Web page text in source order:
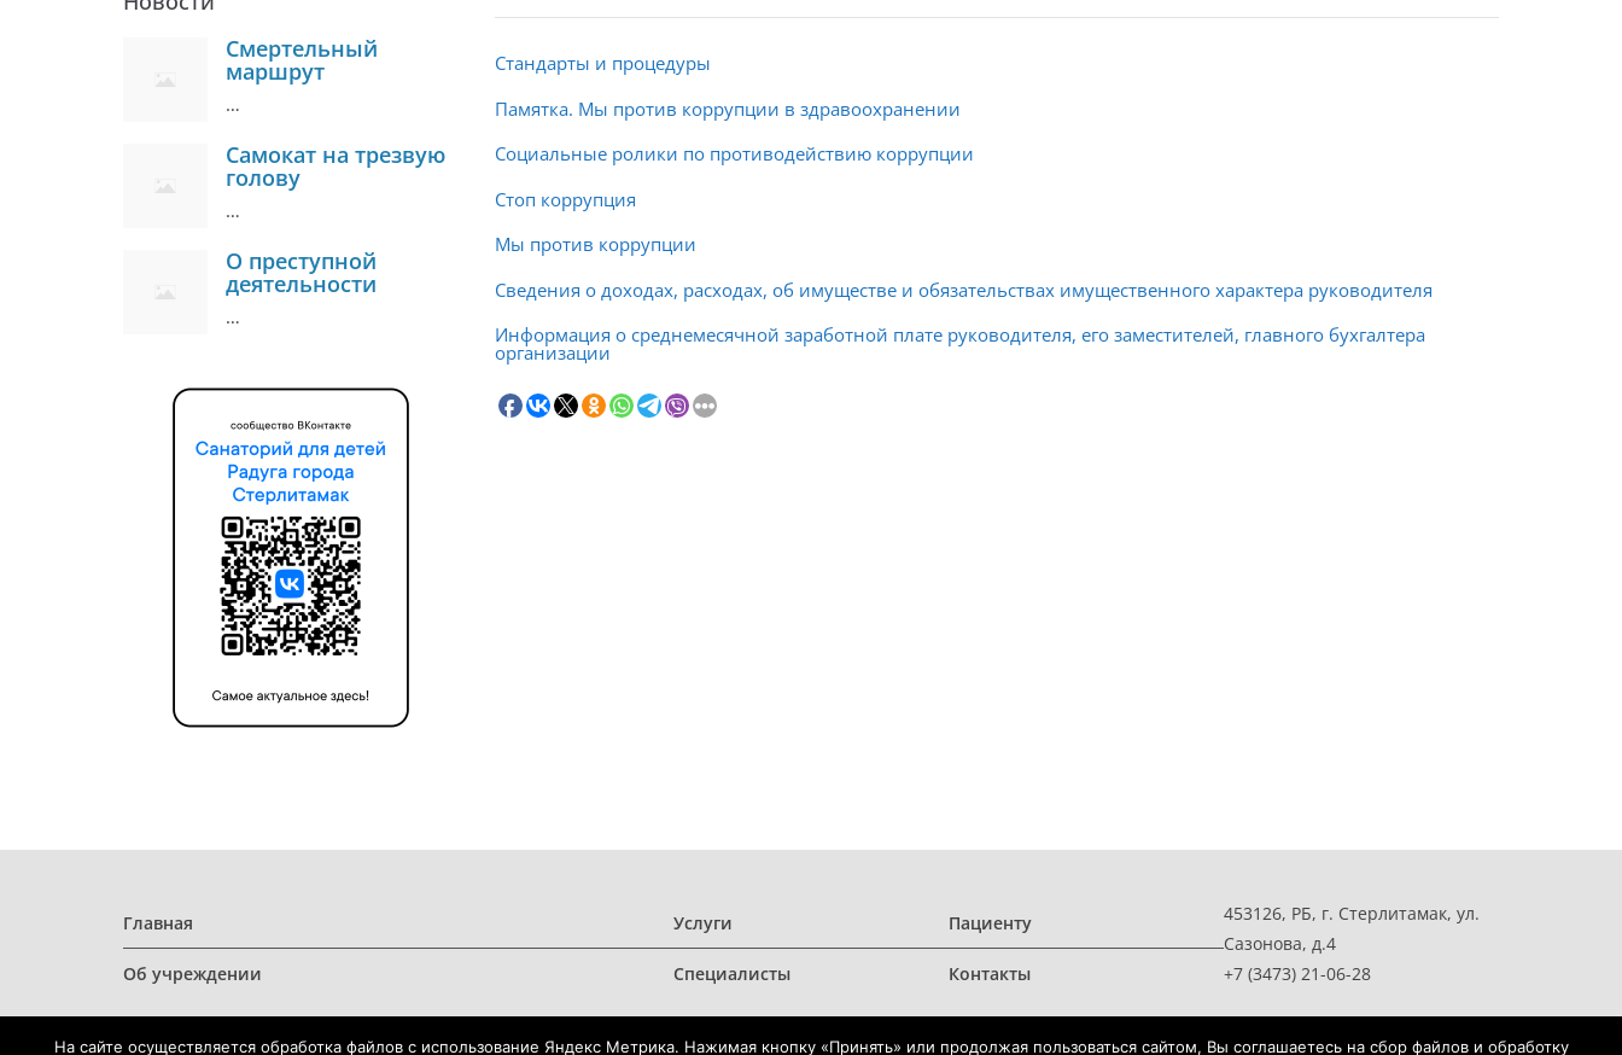
Стандарты и процедуры
Памятка. Мы против коррупции в здравоохранении
Социальные ролики по противодействию коррупции
Стоп коррупция
Мы против коррупции
Сведения о доходах, расходах, об имуществе и обязательствах имущественного характера руководителя
Информация о среднемесячной заработной плате руководителя, его заместителей, главного бухгалтера
организации
Смертельный
маршрут
…
Самокат на трезвую
голову
…
О преступной
деятельности
…
Главная
Об учреждении
Услуги
Специалисты
Пациенту
Контакты
453126, РБ, г. Стерлитамак, ул.
Сазонова, д.4
+7 (3473) 21-06-28
На сайте осуществляется обработка файлов с использование Яндекс Метрика. Нажимая кнопку «Принять» или продолжая пользоваться сайтом, Вы соглашаетесь на сбор файлов и обработку